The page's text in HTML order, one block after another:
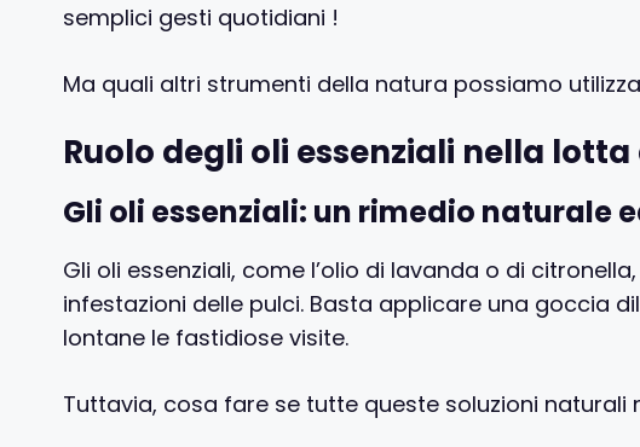
semplici gesti quotidiani !
Ma quali altri strumenti della natura possiamo
Ruolo degli oli essenziali nella
Gli oli essenziali: un rimedio naturale
Gli oli essenziali, come l’olio di lavanda o di
infestazioni delle pulci. Basta applicare una goccia
lontane le fastidiose visite.
Tuttavia, cosa fare se tutte queste soluzioni naturali